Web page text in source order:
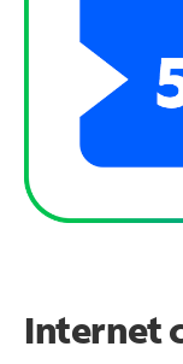
Internet